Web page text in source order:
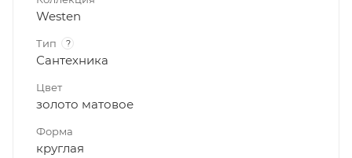
Westen
Тип ?
Сантехника
Цвет
золото матовое
Форма
круглая